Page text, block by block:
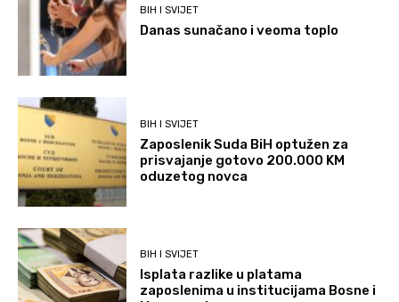
BIH I SVIJET
Danas sunačano i veoma toplo
BIH I SVIJET
Zaposlenik Suda BiH optužen za
prisvajanje gotovo 200.000 KM
oduzetog novca
BIH I SVIJET
Isplata razlike u platama
zaposlenima u institucijama Bosne i